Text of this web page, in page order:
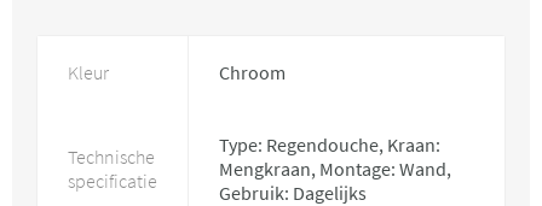
Kleur Chroom
Technische
specificatie
Type: Regendouche, Kraan:
Mengkraan, Montage: Wand,
Gebruik: Dagelijks